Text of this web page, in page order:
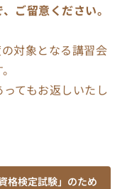
ご留意ください。
対象となる講習会
てもお返しいたし
格検定試験」のため